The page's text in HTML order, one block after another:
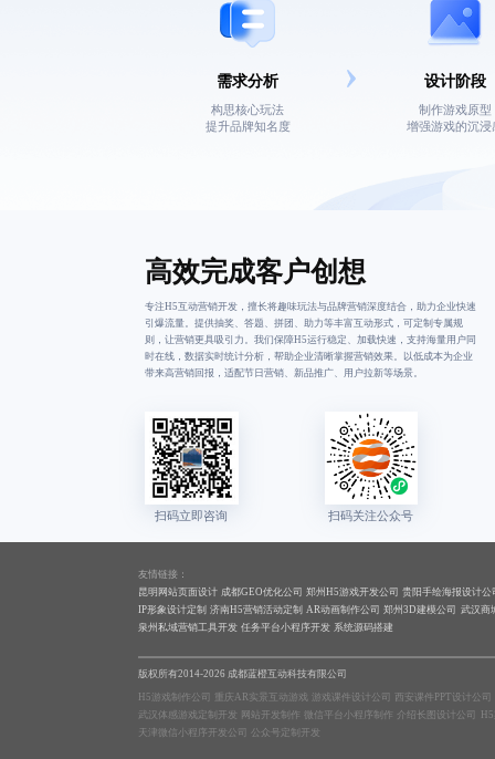
需求分析
构思核心玩法
提升品牌知名度
设计阶段
制作游戏原型
增强游戏的沉浸
高效完成客户创想
专注H5互动营销开发，擅长将趣味玩法与品牌营销深度结合，助力企业快速
引爆流量。提供抽奖、答题、拼团、助力等丰富互动形式，可定制专属规
则，让营销更具吸引力。我们保障H5运行稳定、加载快速，支持海量用户同
时在线，数据实时统计分析，帮助企业清晰掌握营销效果。以低成本为企业
带来高营销回报，适配节日营销、新品推广、用户拉新等场景。
友情链接：
昆明网站页面设计 成都GEO优化公司 郑州H5游戏开发公司 贵阳手绘海报设计公
IP形象设计定制 济南H5营销活动定制 AR动画制作公司 郑州3D建模公司 武汉商
泉州私域营销工具开发 任务平台小程序开发 系统源码搭建
版权所有2014-2026 成都蓝橙互动科技有限公司
H5游戏制作公司 重庆AR实景互动游戏 游戏课件设计公司
西安课件PPT设计公司
武汉体感游戏定制开发 网站开发制作 微信平台小程序制作 介绍长图设计公司
天津微信小程序开发公司
公众号定制开发